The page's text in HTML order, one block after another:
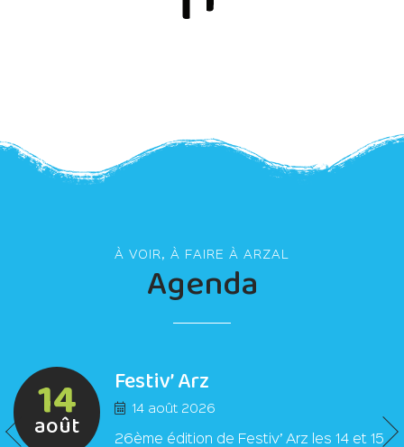
À VOIR, À FAIRE À ARZAL
Agenda
14
août
Festiv’ Arz
14 août 2026
26ème édition de Festiv’ Arz les 14 et 15